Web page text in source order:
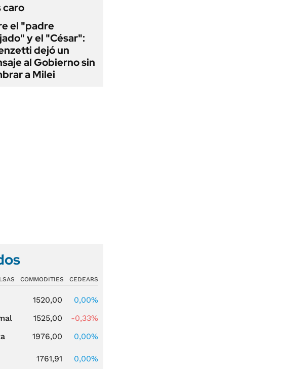
caro
el "padre
y el "César":
dejó un
al Gobierno sin
a Milei
COMMODITIES CEDEARS
1520,00
0,00%
1525,00
-0,33%
1976,00
0,00%
1761,91 0,00%